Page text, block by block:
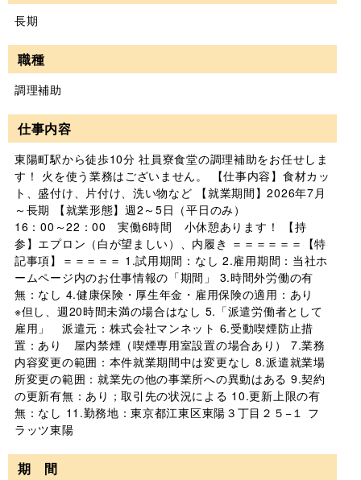
長期
職種
調理補助
仕事内容
東陽町駅から徒歩10分 社員寮食堂の調理補助をお任せしま
す！ 火を使う業務はございません。 【仕事内容】食材カッ
ト、盛付け、片付け、洗い物など 【就業期間】2026年7月
～長期 【就業形態】週2～5日（平日のみ）
16：00～22：00 実働6時間 小休憩あります！ 【持
参】エプロン（白が望ましい）、内履き ＝＝＝＝＝＝【特
記事項】＝＝＝＝＝ 1.試用期間：なし 2.雇用期間：当社ホ
ームページ内のお仕事情報の「期間」 3.時間外労働の有
無：なし 4.健康保険・厚生年金・雇用保険の適用：あり
※但し、週20時間未満の場合はなし 5.「派遣労働者として
雇用」 派遣元：株式会社マンネット 6.受動喫煙防止措
置：あり 屋内禁煙（喫煙専用室設置の場合あり） 7.業務
内容変更の範囲：本件就業期間中は変更なし 8.派遣就業場
所変更の範囲：就業先の他の事業所への異動はある 9.契約
の更新有無：あり；取引先の状況による 10.更新上限の有
無：なし 11.勤務地：東京都江東区東陽３丁目２５−１ フ
ラッツ東陽
期 間